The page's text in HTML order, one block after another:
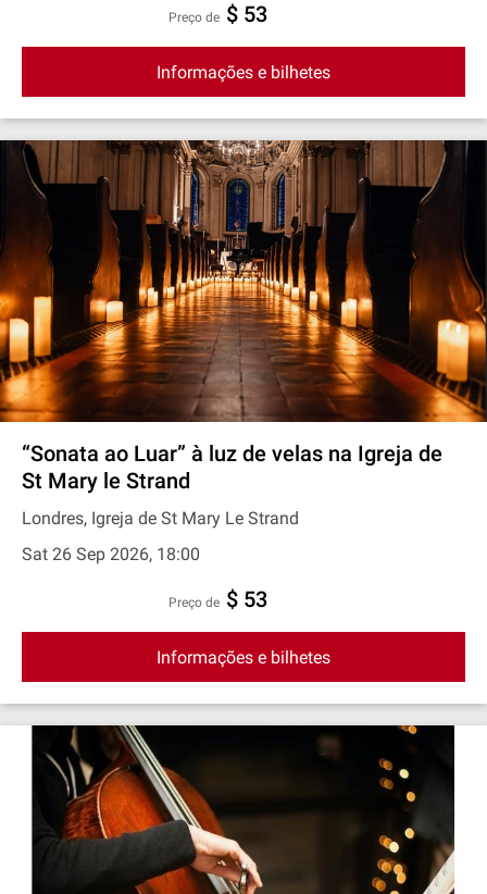
preço de $ 53
Informações e bilhetes
“Sonata ao Luar” à luz de velas na Igreja de
St Mary le Strand
Londres, Igreja de St Mary Le Strand
Sat 26 Sep 2026, 18:00
preço de $ 53
Informações e bilhetes